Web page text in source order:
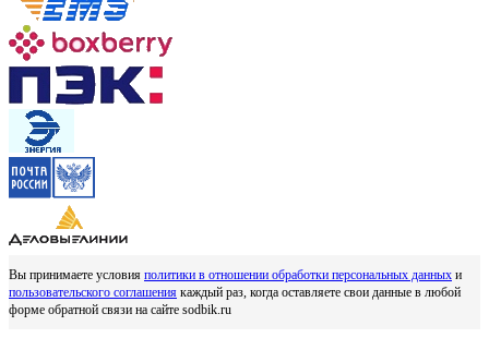
Вы принимаете условия политики в отношении обработки персональных данных и
пользовательского соглашения каждый раз, когда оставляете свои данные в любой
форме обратной связи на сайте sodbik.ru